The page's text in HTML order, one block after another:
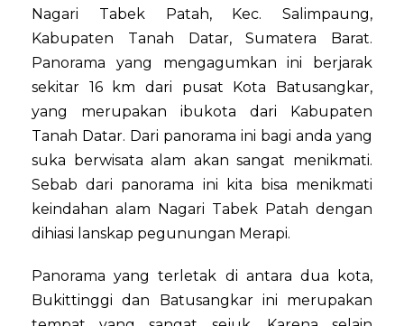
Nagari Tabek Patah, Kec. Salimpaung,
Kabupaten Tanah Datar, Sumatera Barat.
Panorama yang mengagumkan ini berjarak
sekitar 16 km dari pusat Kota Batusangkar,
yang merupakan ibukota dari Kabupaten
Tanah Datar. Dari panorama ini bagi anda yang
suka berwisata alam akan sangat menikmati.
Sebab dari panorama ini kita bisa menikmati
keindahan alam Nagari Tabek Patah dengan
dihiasi lanskap pegunungan Merapi.
Panorama yang terletak di antara dua kota,
Bukittinggi dan Batusangkar ini merupakan